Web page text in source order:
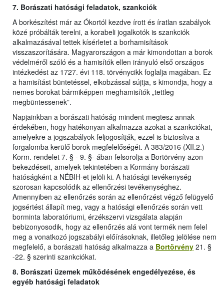
7. Borászati hatósági feladatok, szankciók
A borkészítést már az Ókortól kezdve írott és íratlan szabályok
közé próbálták terelni, a korabeli jogalkotók is szankciók
alkalmazásával tettek kísérletet a borhamisítások
visszaszorítására. Magyarországon a már kimondottan a borok
védelméről szóló és a hamisítók ellen irányuló első országos
intézkedést az 1727. évi 118. törvénycikk foglalja magában. Ez
a hamisítást büntetéssel, elkobzással sújtja, s kimondja, hogy a
nemes borokat bármiképpen meghamisítók „tettleg
megbüntessenek”.
Napjainkban a borászati hatóság mindent megtesz annak
érdekében, hogy hatékonyan alkalmazza azokat a szankciókat,
amelyekre a jogszabályok feljogosítják, ezzel is biztosítva a
forgalomba kerülő borok megfelelőségét. A 383/2016 (XII.2.)
Korm. rendelet 7. § - 9. §- ában felsorolja a Bortörvény azon
bekezdéseit, amelyek tekintetében a Kormány borászati
hatóságként a NÉBIH-et jelöli ki. A hatósági tevékenység
szorosan kapcsolódik az ellenőrzési tevékenységhez.
Amennyiben az ellenőrzés során az ellenőrzést végző felügyelő
jogsértést állapít meg, vagy a hatósági ellenőrzés során vett
borminta laboratóriumi, érzékszervi vizsgálata alapján
bebizonyosodik, hogy az ellenőrzés alá vont termék nem felel
meg a vonatkozó jogszabályi előírásoknak, illetőleg jelölése nem
megfelelő, a borászati hatóság alkalmazza a Bortörvény 21. §
-22. § szerinti szankciókat.
8. Borászati üzemek működésének engedélyezése, és
egyéb hatósági feladatok